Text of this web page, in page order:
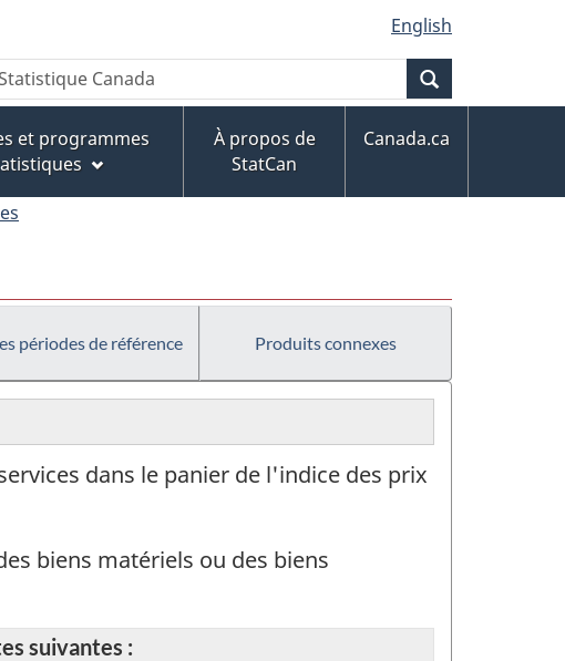
English
et programmes
À propos de
StatCan
Canada.ca
périodes de référence Produits connexes
dans le panier de l'indice des prix
biens matériels ou des biens
suivantes :